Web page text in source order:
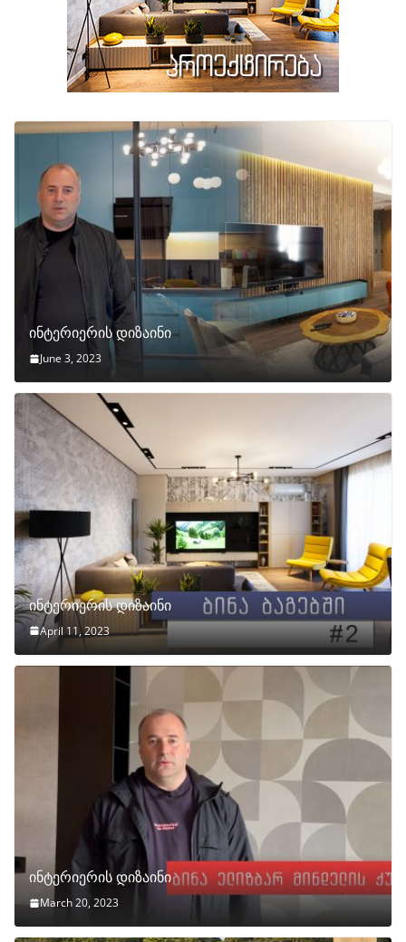
ინტერიერის დიზაინი
June 3, 2023
ინტერიერის დიზაინი
April 11, 2023
ინტერიერის დიზაინი
March 20, 2023